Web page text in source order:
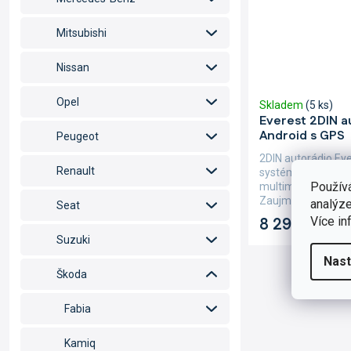
Více
Mitsubishi
Nissan
Opel
Peugeot
Renault
Seat
Suzuki
Škoda
Fabia
Kamiq
Everest 2DIN
Android s GPS
Skladem (5 ks)
8 290 Kč
2DIN autorádio
systémem
multimediální
Zaujme 7" QLED